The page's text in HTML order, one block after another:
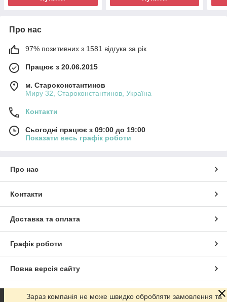
Про нас
97% позитивних з 1581 відгука за рік
Працює з 20.06.2015
м. Староконстантинов
Миру 32, Староконстантинов, Україна
Контакти
Сьогодні працює з 09:00 до 19:00
Показати весь графік роботи
Про нас
Контакти
Доставка та оплата
Графік роботи
Повна версія сайту
Сайт створено на маркетплейсі Prom.ua
Зараз компанія не може швидко обробляти замовлення та